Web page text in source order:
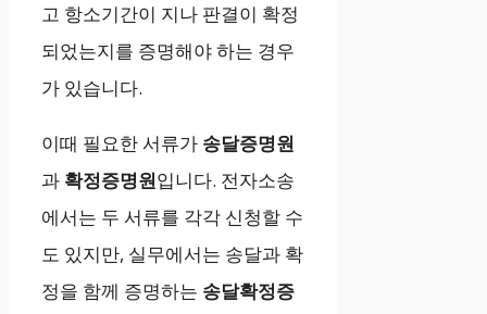
고 항소기간이 지나 판결이 확정
되었는지를 증명해야 하는 경우
가 있습니다.
이때 필요한 서류가 송달증명원
과 확정증명원입니다. 전자소송
에서는 두 서류를 각각 신청할 수
도 있지만, 실무에서는 송달과 확
정을 함께 증명하는 송달확정증